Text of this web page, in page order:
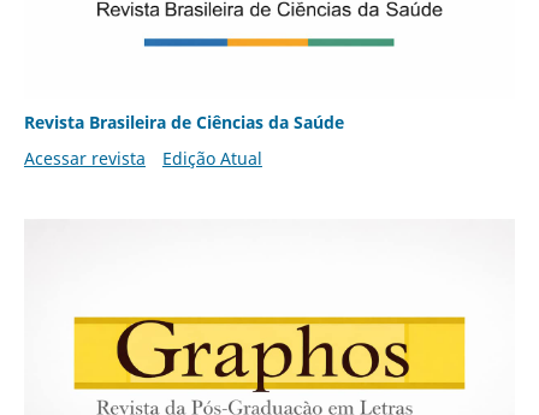
Revista Brasileira de Ciências da Saúde
Acessar revista
Edição Atual